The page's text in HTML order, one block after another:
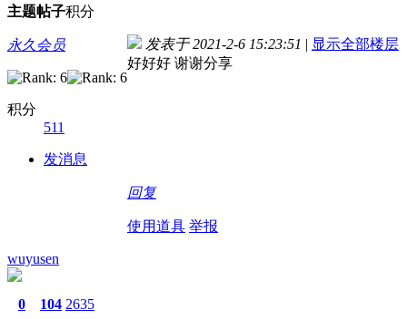
主题帖子积分
永久会员
积分
511
发消息
发表于 2021-2-6 15:23:51 | 显示全部楼层
好好好 谢谢分享
回复
使用道具 举报
wuyusen
0 104 2635